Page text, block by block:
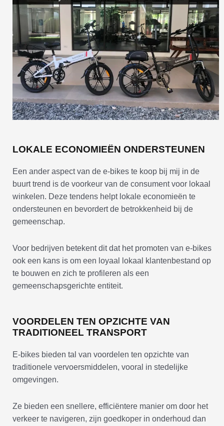
LOKALE ECONOMIEËN ONDERSTEUNEN
Een ander aspect van de e-bikes te koop bij mij in de
buurt trend is de voorkeur van de consument voor lokaal
winkelen. Deze tendens helpt lokale economieën te
ondersteunen en bevordert de betrokkenheid bij de
gemeenschap.
Voor bedrijven betekent dit dat het promoten van e-bikes
ook een kans is om een loyaal lokaal klantenbestand op
te bouwen en zich te profileren als een
gemeenschapsgerichte entiteit.
VOORDELEN TEN OPZICHTE VAN
TRADITIONEEL TRANSPORT
E-bikes bieden tal van voordelen ten opzichte van
traditionele vervoersmiddelen, vooral in stedelijke
omgevingen.
Ze bieden een snellere, efficiëntere manier om door het
verkeer te navigeren, zijn goedkoper in onderhoud dan